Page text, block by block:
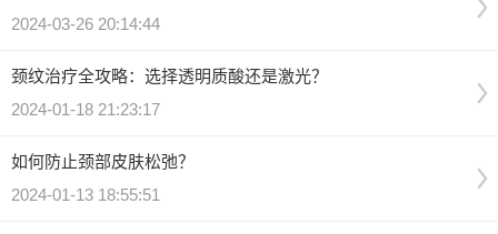
2024-03-26 20:14:44
颈纹治疗全攻略：选择透明质酸还是激光？
2024-01-18 21:23:17
如何防止颈部皮肤松弛？
2024-01-13 18:55:51